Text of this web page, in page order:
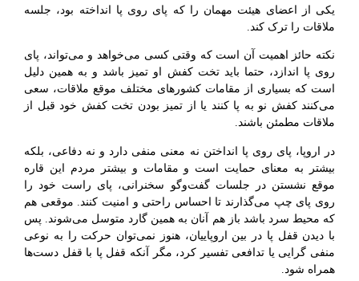
یکی از اعضای هیئت مهمان را که پای روی پا انداخته بود، جلسه
ملاقات را ترک کند.
نکته حائز اهمیت آن است که وقتی کسی می‌خواهد و می‌تواند، پای
روی پا اندازد، حتما باید تخت کفش او تمیز باشد و به همین دلیل
است که بسیاری از مقامات کشورهای مختلف موقع ملاقات، سعی
می‌کنند کفش نو به پا کنند یا از تمیز بودن تخت کفش خود قبل از
ملاقات مطمئن باشند.
در اروپا، پای روی پا انداختن نه معنی منفی دارد و نه دفاعی، بلکه
بیشتر به معنای حمایت است و مقامات و بیشتر مردم این قاره
موقع نشستن در جلسات گفت‌وگو سخنرانی، پای راست خود را
روی پای چپ می‌گذارند تا احساس راحتی و امنیت کنند. موقعی هم
که محیط سرد باشد باز هم آنان به همین گارد متوسل می‌شوند. پس
با دیدن قفل پا در بین اروپاییان، هنوز نمی‌توان حرکت را به نوعی
منفی گرایی یا تدافعی تفسیر کرد، مگر آنکه قفل پا با قفل دست‌ها
همراه شود.